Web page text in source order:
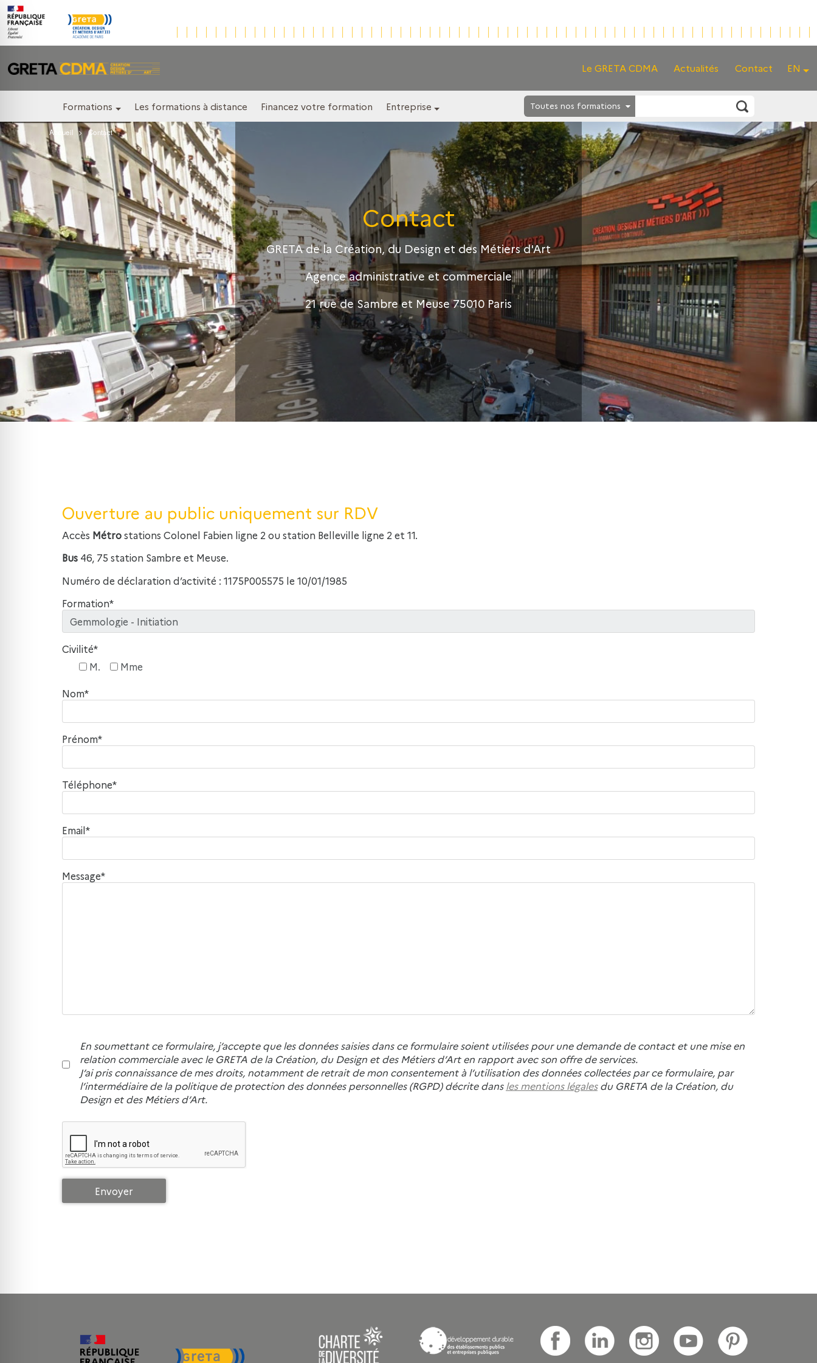
EN
Le GRETA CDMA Actualités Contact
Formations Les formations à distance Financez votre formation Entreprise Toutes nos formations
Contact
GRETA de la Création, du Design et des Métiers d'Art
Agence administrative et commerciale
21 rue de Sambre et Meuse 75010 Paris
Accueil Contact
Ouverture au public uniquement sur RDV
Accès Métrostations Colonel Fabien ligne 2 ou station Belleville ligne 2 et 11.
Bus 46, 75 station Sambre et Meuse.
Numéro de déclaration d’activité : 1175P005575 le 10/01/1985
Formation*
Civilité*
M.
Mme
Nom*
Prénom*
Téléphone*
Email*
Message*
En soumettant ce formulaire, j’accepte que les données saisies dans ce formulaire soient utilisées pour une demande de contact et une mise en
relation commerciale avec le GRETA de la Création, du Design et des Métiers d’Art en rapport avec son offre de services.
J’ai pris connaissance de mes droits, notamment de retrait de mon consentement à l’utilisation des données collectées par ce formulaire, par
l’intermédiaire de la politique de protection des données personnelles (RGPD) décrite dansles mentions légalesdu GRETA de la Création, du
Design et des Métiers d’Art.